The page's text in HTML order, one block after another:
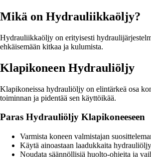
Mikä on Hydrauliikkaöljy?
Hydrauliikkaöljy on erityisesti
ehkäisemään kitkaa ja kulumista.
Klapikoneen Hydrauliöljy
Klapikoneissa hydrauliöljy on elintärkeä osa
toiminnan ja pidentää sen käyttöikää.
Paras Hydrauliöljy Klapikoneeseen
Varmista koneen valmistajan
Käytä ainoastaan laadukkaita
Noudata säännöllisiä huolto-ohjeita ja